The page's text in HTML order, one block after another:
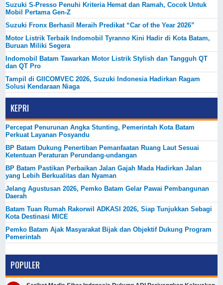
Suzuki S-Presso Penuhi Kriteria Hemat dan Ramah, Cocok Untuk
Mobil Pertama Gen-Z
Suzuki Fronx Berhasil Meraih Predikat “Car of the Year 2026”
Motor Listrik Terbaik Indomobil Tyranno Kini Hadir di Kota Batam,
Buruan Miliki Segera
Indomobil Batam Tawarkan Motor Listrik Stylish dan Tangguh QT
dan QT Pro
Tampil di GIICOMVEC 2026, Suzuki Indonesia Hadirkan Ragam
Solusi Kendaraan Niaga
KEPRI
Percepat Penurunan Angka Stunting, Pemerintah Kota Batam
Perkuat Layanan Posyandu
BP Batam Dukung Penertiban Pemanfaatan Ruang Laut Sesuai
Ketentuan Peraturan Perundang-undangan
BP Batam Pastikan Perbaikan Jalan Gajah Mada Hadirkan Jalan
yang Lebih Berkualitas dan Nyaman
Jelang Agustusan 2026, Pemko Batam Gelar Pawai Pembangunan
Daerah
Batam Tuan Rumah Rakorwil ADKASI 2026, Siap Tunjukkan Sebagi
Kota Destinasi MICE
Pemko Batam Ajak Masyarakat Bijak dan Objektif Dukung Program
Pemerintah
POPULER